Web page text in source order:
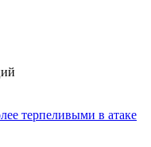
терпеливыми в атаке